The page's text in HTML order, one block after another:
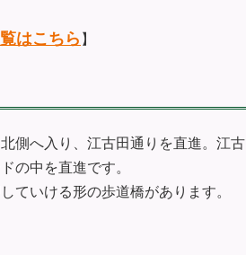
はこちら】
側へ入り、江古田通りを直進。江古
の中を直進です。
ていける形の歩道橋があります。